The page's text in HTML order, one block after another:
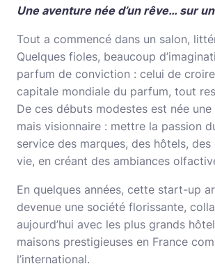
Une aventure née d’un rêve… sur
Tout a commencé dans un salon,
Quelques fioles, beaucoup
parfum de conviction : celui de croire
capitale mondiale du parfum, tout
De ces débuts modestes est née
mais visionnaire : mettre la passion
service des marques, des hôtels, des
vie, en créant des ambiances
En quelques années, cette start-up
devenue une société florissante,
aujourd’hui avec les plus grands
maisons prestigieuses en France
l’international.